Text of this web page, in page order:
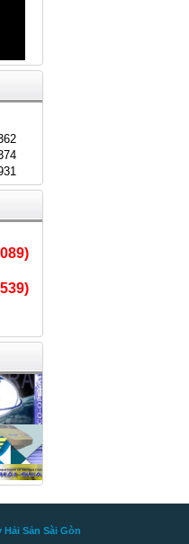
Sản Sài Gòn